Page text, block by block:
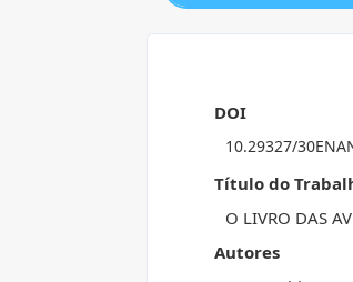
DOI
10.29327/
Título do
O LIVRO DAS
Autores